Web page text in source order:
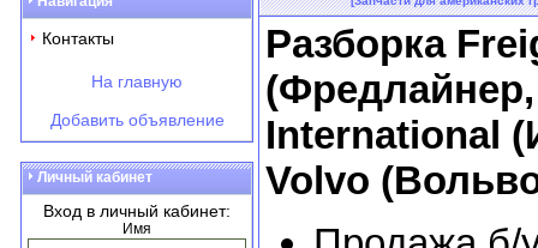
Контакты
На главную
Добавить объявление
Личный кабинет
Вход в личный кабинет:
Имя
Разборка
International
Volvo